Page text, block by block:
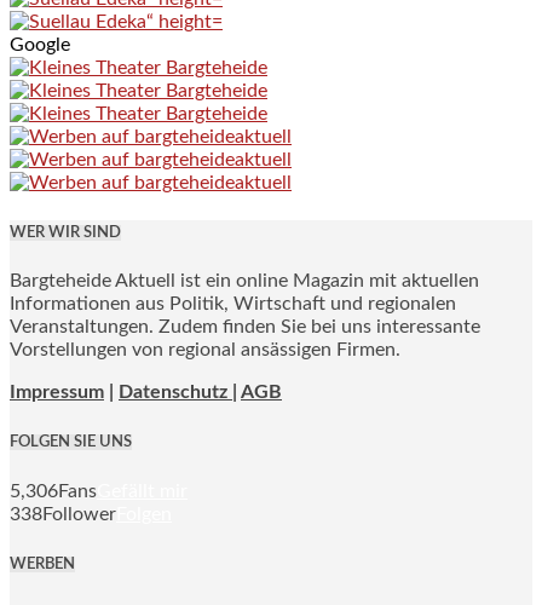
Google
WER WIR SIND
Bargteheide Aktuell ist ein online Magazin mit aktuellen
Informationen aus Politik, Wirtschaft und regionalen
Veranstaltungen. Zudem finden Sie bei uns interessante
Vorstellungen von regional ansässigen Firmen.
Impressum Datenschutz | AGB
FOLGEN SIE UNS
5,306Fans
338Follower
WERBEN